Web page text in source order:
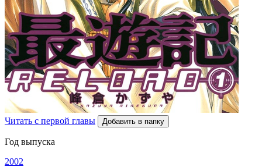
Читать с первой главы Добавить в папку
Год выпуска
2002